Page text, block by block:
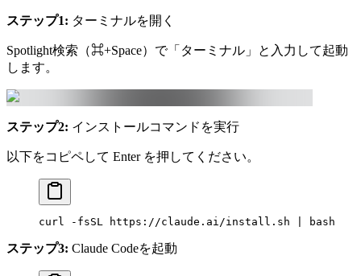
ステップ1: ターミナルを開く
Spotlight検索（⌘+Space）で「ターミナル」と入力して起動
します。
ステップ2: インストールコマンドを実行
以下をコピペして Enter を押してください。
curl -fsSL https://claude.ai/install.sh bash
ステップ3: Claude Codeを起動